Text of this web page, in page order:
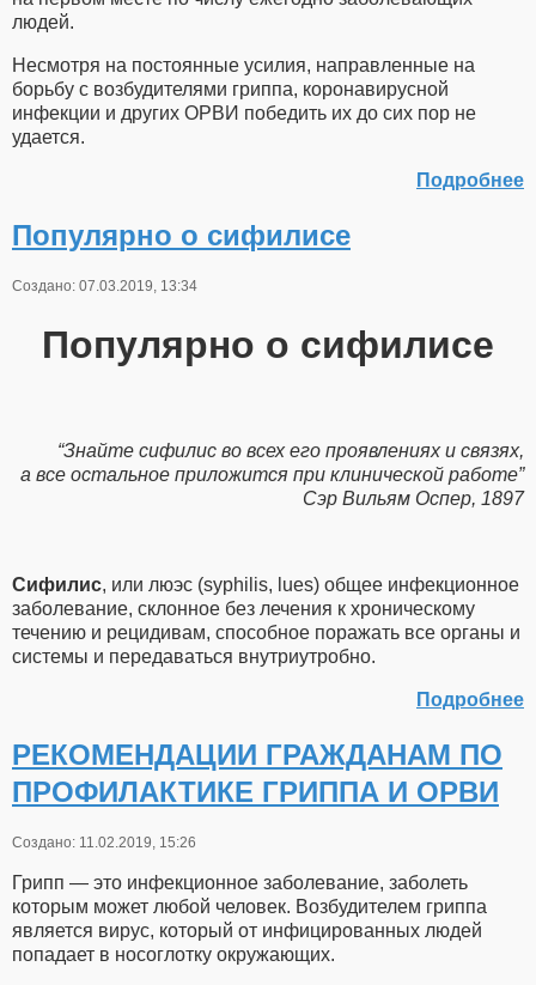
людей.
Несмотря на постоянные усилия, направленные на
борьбу с возбудителями гриппа, коронавирусной
инфекции и других ОРВИ победить их до сих пор не
удается.
Подробнее
Популярно о сифилисе
Создано: 07.03.2019, 13:34
Популярно о сифилисе
“Знайте сифилис во всех его проявлениях и связях,
а все остальное приложится при клинической работе”
Сэр Вильям Оспер, 1897
Сифилис, или люэс (syphilis, lues) общее инфекционное
заболевание, склонное без лечения к хроническому
течению и рецидивам, способное поражать все органы и
системы и передаваться внутриутробно.
Подробнее
РЕКОМЕНДАЦИИ ГРАЖДАНАМ ПО
ПРОФИЛАКТИКЕ ГРИППА И ОРВИ
Создано: 11.02.2019, 15:26
Грипп — это инфекционное заболевание, заболеть
которым может любой человек. Возбудителем гриппа
является вирус, который от инфицированных людей
попадает в носоглотку окружающих.